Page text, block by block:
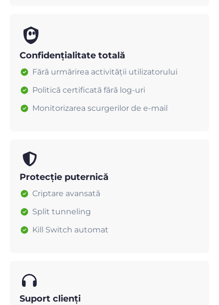
Confidențialitate totală
Fără urmărirea activității utilizatorului
Politică certificată fără log-uri
Monitorizarea scurgerilor de e-mail
Protecție puternică
Criptare avansată
Split tunneling
Kill Switch automat
Suport clienți